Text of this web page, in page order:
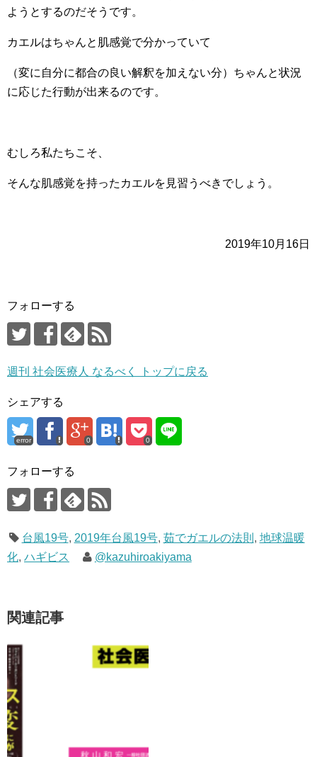
ようとするのだそうです。
カエルはちゃんと肌感覚で分かっていて
（変に自分に都合の良い解釈を加えない分）ちゃんと状況
に応じた行動が出来るのです。
むしろ私たちこそ、
そんな肌感覚を持ったカエルを見習うべきでしょう。
2019年10月16日
フォローする
週刊 社会医療人 なるべく トップに戻る
シェアする
error 0 0
フォローする
台風19号, 2019年台風19号, 茹でガエルの法則 , 地球温暖
化, ハギビス @kazuhiroakiyama
関連記事